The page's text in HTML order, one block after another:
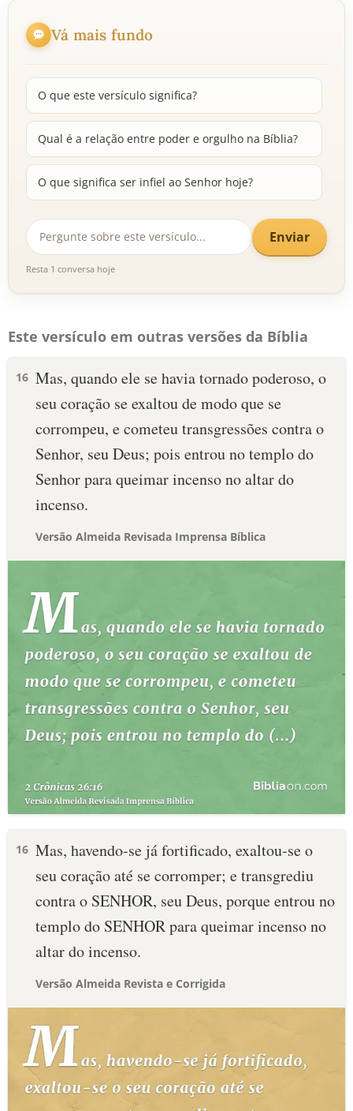
Vá mais fundo
O que este versículo significa?
Qual é a relação entre poder e orgulho na Bíblia?
O que significa ser infiel ao Senhor hoje?
Enviar
Resta 1 conversa hoje
Este versículo em outras versões da Bíblia
16 Mas, quando ele se havia tornado poderoso, o
seu coração se exaltou de modo que se
corrompeu, e cometeu transgressões contra o
Senhor, seu Deus; pois entrou no templo do
Senhor para queimar incenso no altar do
incenso.
Versão Almeida Revisada Imprensa Bíblica
16 Mas, havendo-se já fortificado, exaltou-se o
seu coração até se corromper; e transgrediu
contra o SENHOR, seu Deus, porque entrou no
templo do SENHOR para queimar incenso no
altar do incenso.
Versão Almeida Revista e Corrigida